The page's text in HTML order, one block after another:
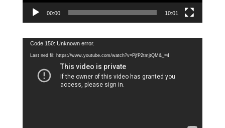
00:00 10:01
Videoavspiller
Code 150: Unknown error.
Last ned fil: https://www.youtube.com/watch?v=PjfP2tmjtQM&_=4